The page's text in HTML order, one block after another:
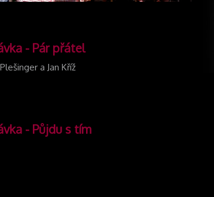
- Pár přátel
a Jan Kříž
- Půjdu s tím